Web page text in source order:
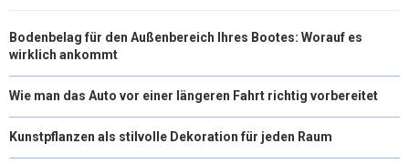
Bodenbelag für den Außenbereich Ihres Bootes: Worauf es
wirklich ankommt
Wie man das Auto vor einer längeren Fahrt richtig vorbereitet
Kunstpflanzen als stilvolle Dekoration für jeden Raum